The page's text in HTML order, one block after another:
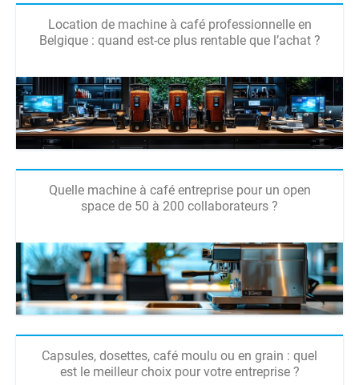
Location de machine à café professionnelle en
Belgique : quand est-ce plus rentable que l’achat ?
Quelle machine à café entreprise pour un open
space de 50 à 200 collaborateurs ?
Capsules, dosettes, café moulu ou en grain : quel
est le meilleur choix pour votre entreprise ?